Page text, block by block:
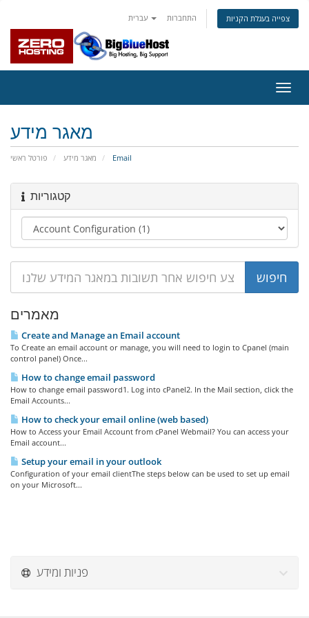
התחברות צפייה בעגלת הקניות
ניווט
מאגר מידע
פורטל ראשי מאגר מידע Email
קטגוריות
מאמרים
Create and Manage an Email account
To Create an email account or manage, you will need to login to Cpanel (main
control panel) Once...
How to change email password
How to change email password1. Log into cPanel2. In the Mail section, click the
Email Accounts...
How to check your email online (web based)
How to Access your Email Account from cPanel Webmail? You can access your
Email account...
Setup your email in your outlook
Configuration of your email clientThe steps below can be used to set up email
on your Microsoft...
פניות ומידע